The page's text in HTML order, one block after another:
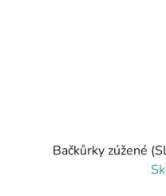
Bačkůrky zúžené